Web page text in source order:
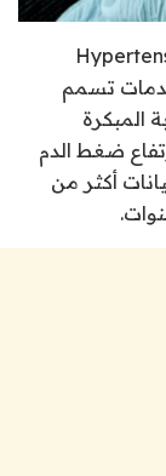
تسمم
المبكرة
ضغط الدم
أكثر من